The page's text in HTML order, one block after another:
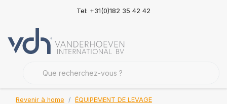
Tel: +31(0)182 35 42 42
Revenir à home
ÉQUIPEMENT DE LEVAGE